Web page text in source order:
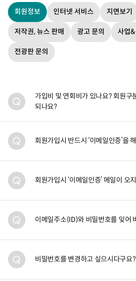
회원정보 인터넷 서비스 지면보기
저작권, 뉴스 판매 광고 문의 사업
전광판 문의
가입비 및 연회비가 있나요? 회원구
되나요?
회원가입시 반드시 ‘이메일인증’을
회원가입시 ‘이메일인증’ 메일이 오
이메일주소(ID)와 비밀번호를 잊어
비밀번호를 변경하고 싶으시다구요?